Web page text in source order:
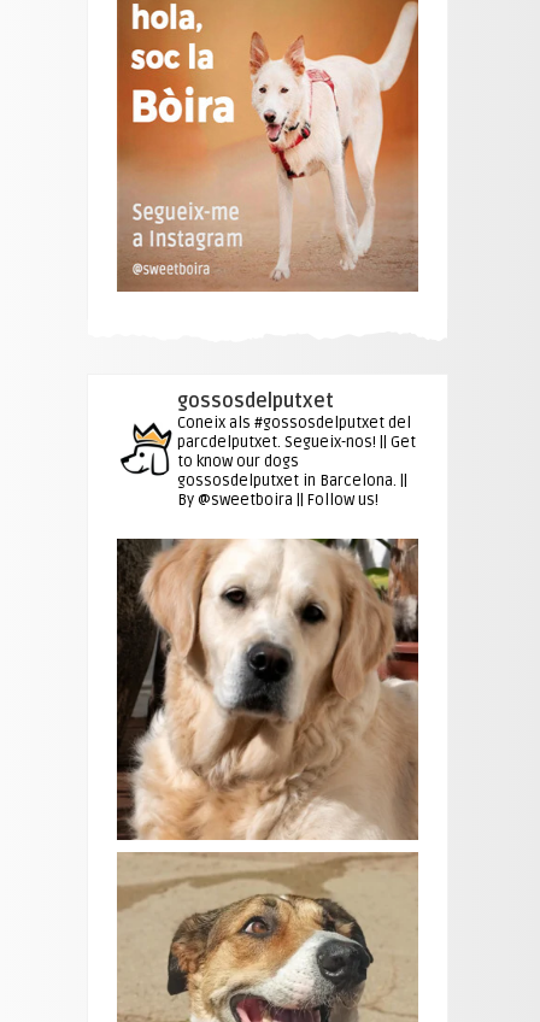
gossosdelputxet
Coneix als #gossosdelputxet del
parcdelputxet. Segueix-nos! || Get
to know our dogs
gossosdelputxet in Barcelona. ||
By @sweetboira || Follow us!